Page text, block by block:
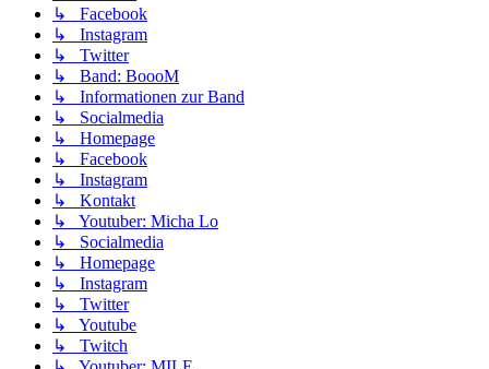
↳ Facebook
↳ Instagram
↳ Twitter
↳ Band: BoooM
↳ Informationen zur Band
↳ Socialmedia
↳ Homepage
↳ Facebook
↳ Instagram
↳ Kontakt
↳ Youtuber: Micha Lo
↳ Socialmedia
↳ Homepage
↳ Instagram
↳ Twitter
↳ Youtube
↳ Twitch